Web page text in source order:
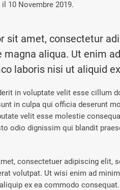
il 10 Novembre 2019.
sit amet, consectetur
magna aliqua. Ut enim
laboris nisi ut aliquid
in voluptate velit esse cillum
in culpa qui officia deserunt
velit esse molestie
odio dignissim qui blandit
consectetuer adipiscing elit,
volutpat. Ut wisi enim ad
ex ea commodo